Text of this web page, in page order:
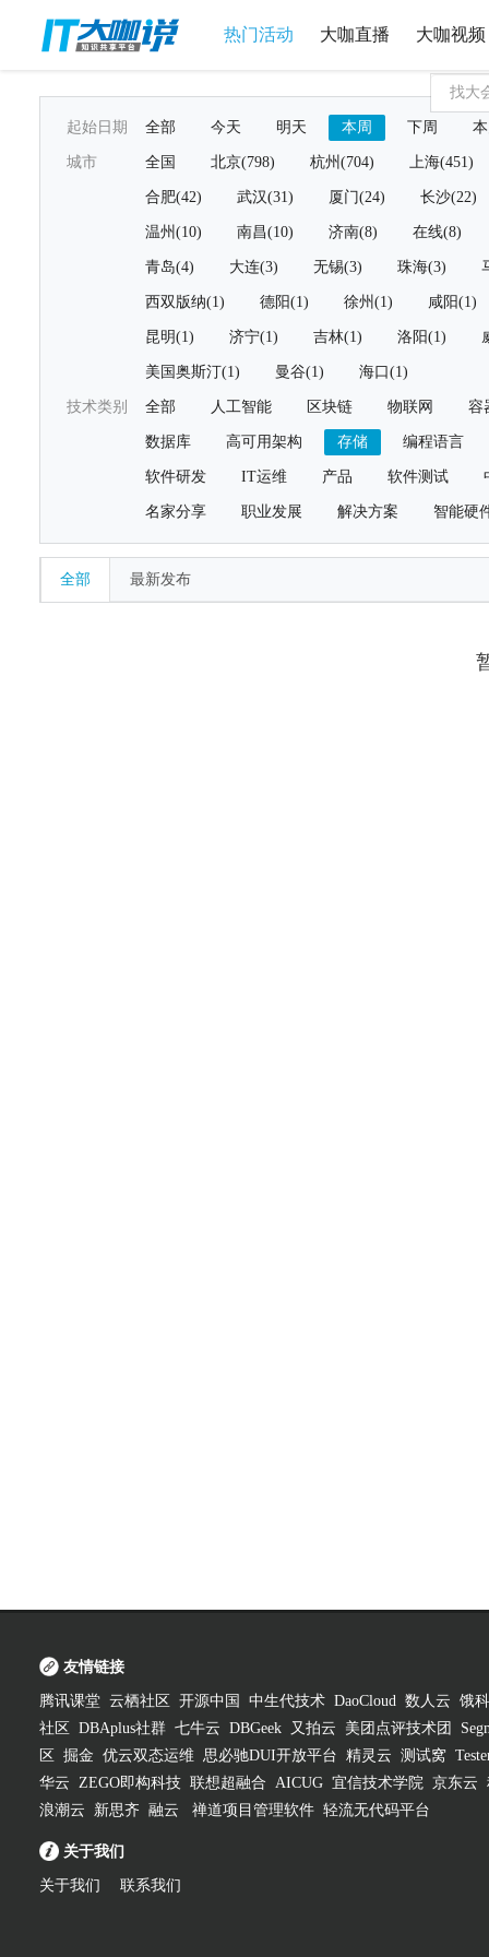
热门活动 大咖直播 大咖视频
起始日期 全部 今天 明天 本周 下周
城市 全国 北京(798) 杭州(704) 上海(451)
合肥(42) 武汉(31) 厦门(24) 长沙(22)
温州(10) 南昌(10) 济南(8) 在线(8)
青岛(4) 大连(3) 无锡(3) 珠海(3)
西双版纳(1) 德阳(1) 徐州(1) 咸阳(1)
昆明(1) 济宁(1) 吉林(1) 洛阳(1)
美国奥斯汀(1) 曼谷(1) 海口(1)
技术类别 全部 人工智能 区块链 物联网 容
数据库 高可用架构 存储 编程语言
软件研发 IT运维 产品 软件测试
名家分享 职业发展 解决方案 智能硬
全部 最新发布
友情链接
腾讯课堂 云栖社区 开源中国 中生代技术 DaoCloud 数人云 饿
社区
DBAplus社群 七牛云 DBGeek 又拍云 美团点评技术团
区
掘金 优云双态运维 思必驰DUI开放平台 精灵云 测试窝
华云 ZEGO即构科技 联想超融合 AICUG 宜信技术学院 京东云
浪潮云
新思齐 融云 禅道项目管理软件 轻流无代码平台
关于我们
关于我们 联系我们